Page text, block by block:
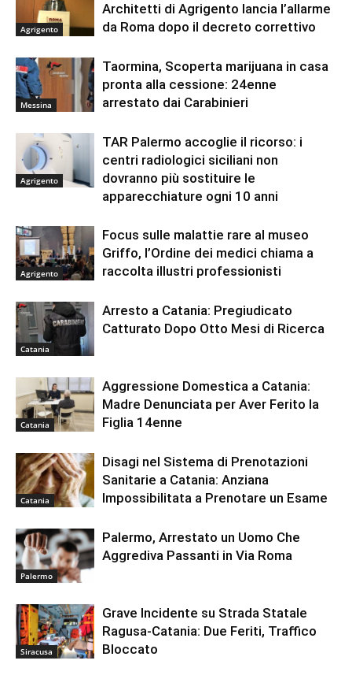
Agrigento
Architetti di Agrigento lancia l’allarme
da Roma dopo il decreto correttivo
Messina
Taormina, Scoperta marijuana in casa
pronta alla cessione: 24enne
arrestato dai Carabinieri
Agrigento
TAR Palermo accoglie il ricorso: i
centri radiologici siciliani non
dovranno più sostituire le
apparecchiature ogni 10 anni
Agrigento
Focus sulle malattie rare al museo
Griffo, l’Ordine dei medici chiama a
raccolta illustri professionisti
Catania
Arresto a Catania: Pregiudicato
Catturato Dopo Otto Mesi di Ricerca
Catania
Aggressione Domestica a Catania:
Madre Denunciata per Aver Ferito la
Figlia 14enne
Catania
Disagi nel Sistema di Prenotazioni
Sanitarie a Catania: Anziana
Impossibilitata a Prenotare un Esame
Palermo
Palermo, Arrestato un Uomo Che
Aggrediva Passanti in Via Roma
Siracusa
Grave Incidente su Strada Statale
Ragusa-Catania: Due Feriti, Traffico
Bloccato